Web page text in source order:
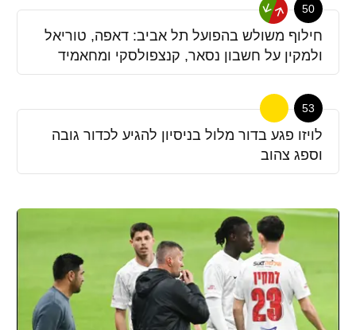
50
חילוף משולש בהפועל תל אביב: דאפה, טוריאל
ולמקין על חשבון נסאר, קנצפולסקי ומחאמיד
53
לויזו פגע בדור מלול בניסיון להגיע לכדור גובה
וספג צהוב